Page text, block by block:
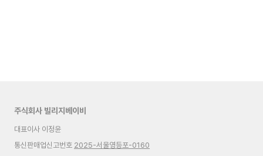
주식회사 빌리지베이비
대표이사 이정윤
통신판매업신고번호 2025-서울영등포-0160